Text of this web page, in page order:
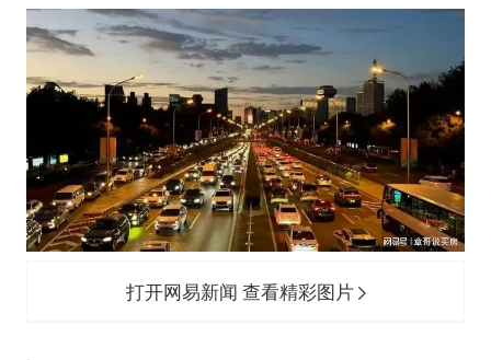
老挝国会主席赛宋蓬逝世
茅台部分直营店飞天茅台提价
白海豚将正面袭击贯穿浙江
酒店回应车内过夜被收150元
黄金牛市回来了吗
酒店花洒现排泄物住客索赔遭拒
打开网易新闻 查看精彩图片